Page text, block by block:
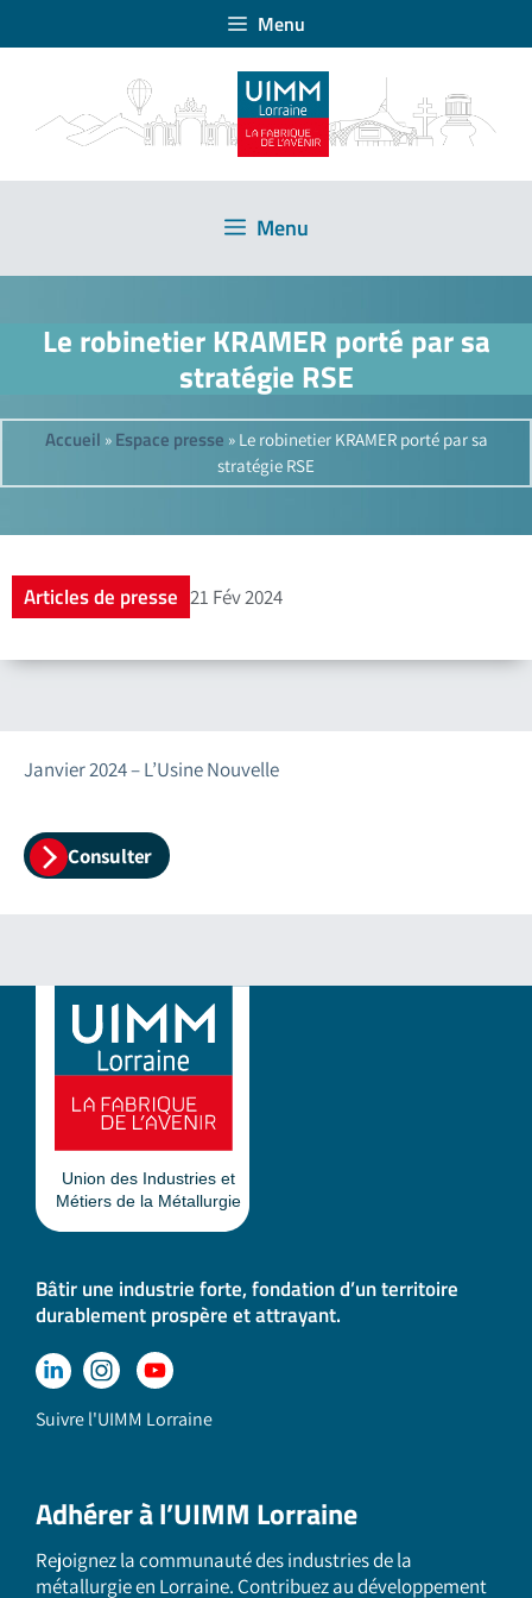
Menu
Menu
Le robinetier KRAMER porté par sa
stratégie RSE
Accueil » Espace presse » Le robinetier KRAMER porté par sa
stratégie RSE
Articles de presse 21 Fév 2024
Janvier 2024 – L’Usine Nouvelle
Consulter
Bâtir une industrie forte, fondation d’un territoire
durablement prospère et attrayant.
Suivre l'UIMM Lorraine
Adhérer à l’UIMM Lorraine
Rejoignez la communauté des industries de la
métallurgie en Lorraine. Contribuez au développement